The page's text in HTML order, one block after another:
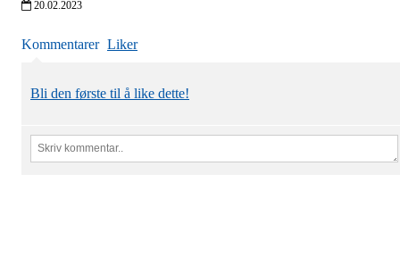
20.02.2023
Kommentarer Liker
Bli den første til å like dette!